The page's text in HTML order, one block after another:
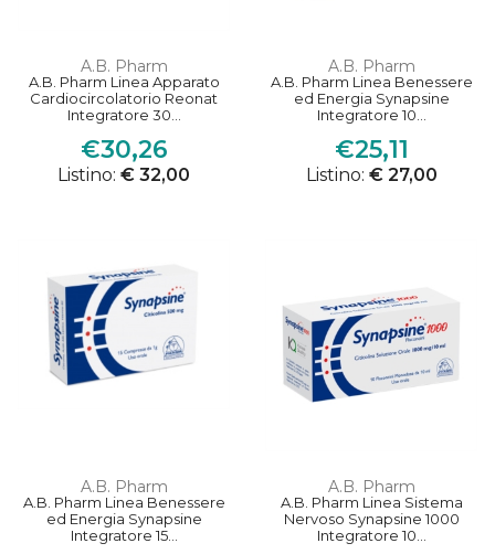
A.B. Pharm
A.B. Pharm Linea Apparato
Cardiocircolatorio Reonat
Integratore 30...
€30,26
Listino: € 32,00
A.B. Pharm
A.B. Pharm Linea Benessere
ed Energia Synapsine
Integratore 10...
€25,11
Listino: € 27,00
A.B. Pharm
A.B. Pharm Linea Benessere
ed Energia Synapsine
Integratore 15...
A.B. Pharm
A.B. Pharm Linea Sistema
Nervoso Synapsine 1000
Integratore 10...